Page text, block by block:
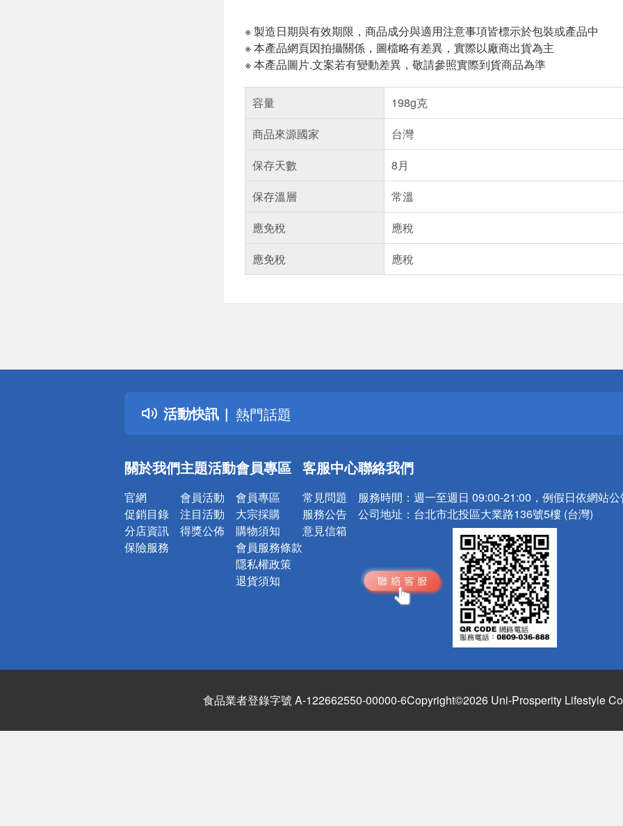
※ 製造日期與有效期限，商品成分與適用注意事項皆標示於包裝或產品中
※ 本產品網頁因拍攝關係，圖檔略有差異，實際以廠商出貨為主
※ 本產品圖片.文案若有變動差異，敬請參照實際到貨商品為準
容量
198g克
商品來源國家
台灣
保存天數
8月
保存溫層
常溫
應免稅
應稅
應免稅
應稅
活動快訊
得獎公告
熱門話題
銀行優惠
偏遠地區配送
關於我們
官網
促銷目錄
分店資訊
保險服務
主題活動
會員活動
注目活動
得獎公佈
會員專區
會員專區
大宗採購
購物須知
會員服務條款
隱私權政策
退貨須知
客服中心
常見問題
服務公告
意見信箱
聯絡我們
服務時間： 週一至週日 09:00-21:00，例假日依網站
公司地址： 台北市北投區大業路136號5樓 (台灣)
食品業者登錄字號 A-122662550-00000-6Copyright©2026 Uni-Prosperity Lifestyle